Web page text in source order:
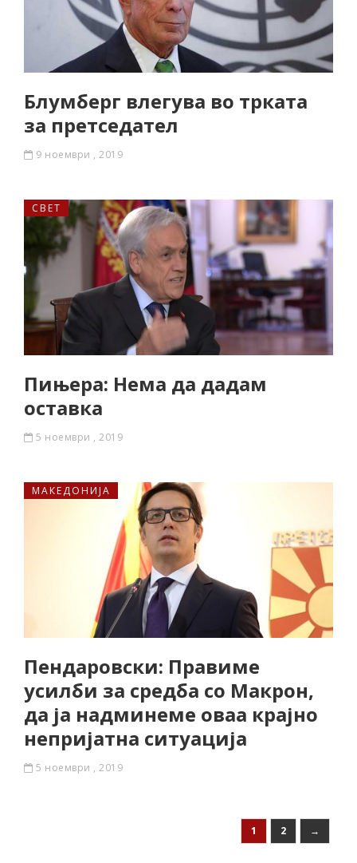
Блумберг влегува во трката
за претседател
9 ноември , 2019
СВЕТ
Пињера: Нема да дадам
оставка
5 ноември , 2019
МАКЕДОНИЈА
Пендаровски: Правиме
усилби за средба со Макрон,
да ја надминеме оваа крајно
непријатна ситуација
5 ноември , 2019
1 2 →